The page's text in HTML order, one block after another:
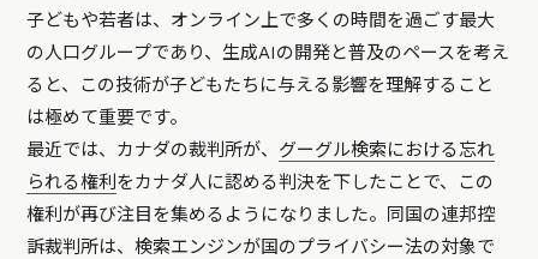
子どもや若者は、オンライン上で多くの時間を過ごす最大
の人口グループであり、生成AIの開発と普及のペースを考え
ると、この技術が子どもたちに与える影響を理解すること
は極めて重要です。
最近では、カナダの裁判所が、 グーグル検索における忘れ
られる権利 をカナダ人に認める判決を下したことで、この
権利が再び注目を集めるようになりました。同国の連邦控
訴裁判所は、検索エンジンが国のプライバシー法の対象で